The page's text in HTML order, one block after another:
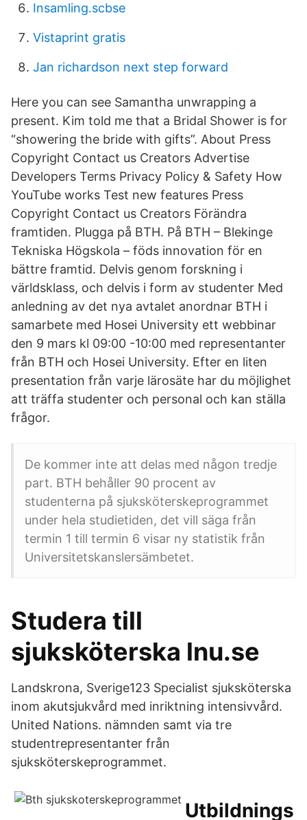
Insamling.scbse
Vistaprint gratis
Jan richardson next step forward
Here you can see Samantha unwrapping a
present. Kim told me that a Bridal Shower is for
“showering the bride with gifts”. About Press
Copyright Contact us Creators Advertise
Developers Terms Privacy Policy & Safety How
YouTube works Test new features Press
Copyright Contact us Creators Förändra
framtiden. Plugga på BTH. På BTH – Blekinge
Tekniska Högskola – föds innovation för en
bättre framtid. Delvis genom forskning i
världsklass, och delvis i form av studenter Med
anledning av det nya avtalet anordnar BTH i
samarbete med Hosei University ett webbinar
den 9 mars kl 09:00 -10:00 med representanter
från BTH och Hosei University. Efter en liten
presentation från varje lärosäte har du möjlighet
att träffa studenter och personal och kan ställa
frågor.
De kommer inte att delas med någon tredje
part. BTH behåller 90 procent av
studenterna på sjuksköterskeprogrammet
under hela studietiden, det vill säga från
termin 1 till termin 6 visar ny statistik från
Universitetskanslersämbetet.
Studera till
sjuksköterska lnu.se
Landskrona, Sverige123 Specialist sjuksköterska
inom akutsjukvård med inriktning intensivvård.
United Nations. nämnden samt via tre
studentrepresentanter från
sjuksköterskeprogrammet.
Utbildnings